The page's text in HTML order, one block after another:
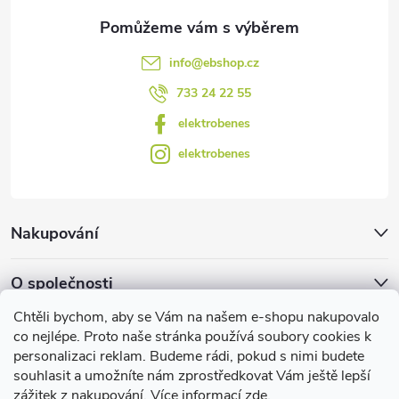
Chtěli bychom, aby se Vám na našem e-shopu nakupovalo
co nejlépe. Proto naše stránka používá soubory cookies k
personalizaci reklam. Budeme rádi, pokud s nimi budete
souhlasit a umožníte nám zprostředkovat Vám ještě lepší
Nakupování
O společnosti
Facebook
info@ebshop.cz
733 24 22 55
elektrobenes
elektrobenes